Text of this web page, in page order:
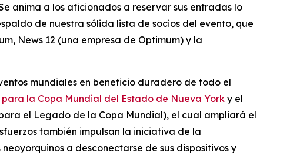
anima a los aficionados a reservar sus entradas lo
de nuestra sólida lista de socios del evento, que
News 12 (una empresa de Optimum) y la
mundiales en beneficio duradero de todo el
la Copa Mundial del Estado de Nueva Yorky el
el Legado de la Copa Mundial), el cual ampliará el
también impulsan la iniciativa de la
a desconectarse de sus dispositivos y